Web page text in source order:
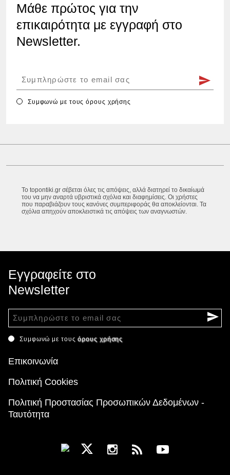
Μάθε πρώτος για την
επικαιρότητα με εγγραφή στο
Newsletter.
Συμφωνώ με τουςόρους χρήσης
Το topontiki.gr σέβεται όλες τις απόψεις, αλλά διατηρεί το δικαίωμά
του να μην αναρτά υβριστικά σχόλια και διαφημίσεις. Οι χρήστες
που παραβιάζουν τους κανόνες συμπεριφοράς θα αποκλείονται. Τα
σχόλια απηχούν αποκλειστικά τις απόψεις των αναγνωστών.
Εγγραφείτε στο
Newsletter
Συμφωνώ με τουςόρους χρήσης
Επικοινωνία
Πολιτική Cookies
Πολιτική Προστασίας Προσωπικών Δεδομένων -
Ταυτότητα